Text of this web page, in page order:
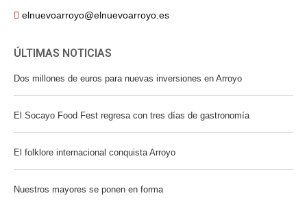
elnuevoarroyo@elnuevoarroyo.es
ÚLTIMAS NOTICIAS
Dos millones de euros para nuevas inversiones en Arroyo
El Socayo Food Fest regresa con tres días de gastronomía
El folklore internacional conquista Arroyo
Nuestros mayores se ponen en forma